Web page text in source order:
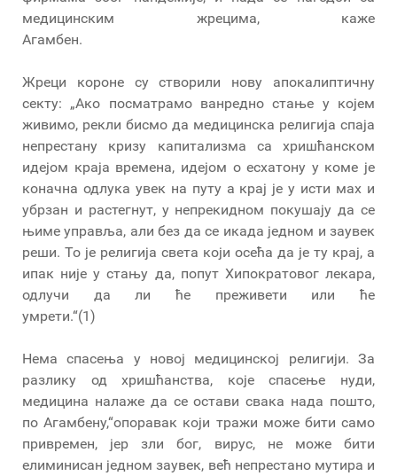
медицинским жрецима, каже
Агамбен.
Жреци короне су створили нову апокалиптичну
секту: „Ако посматрамо ванредно стање у којем
живимо, рекли бисмо да медицинска религија спаја
непрестану кризу капитализма са хришћанском
идејом краја времена, идејом о есхатону у коме је
коначна одлука увек на путу а крај је у исти мах и
убрзан и растегнут, у непрекидном покушају да се
њиме управља, али без да се икада једном и заувек
реши. То је религија света који осећа да је ту крај, а
ипак није у стању да, попут Хипократовог лекара,
одлучи да ли ће преживети или ће
умрети.“(1)
Нема спасења у новој медицинској религији. За
разлику од хришћанства, које спасење нуди,
медицина налаже да се остави свака нада пошто,
по Агамбену,“опоравак који тражи може бити само
привремен, јер зли бог, вирус, не може бити
елиминисан једном заувек, већ непрестано мутира и